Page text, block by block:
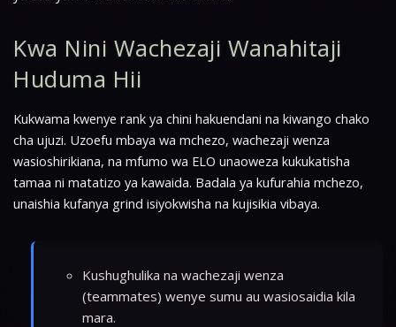
Kwa Nini Wachezaji Wanahitaji
Huduma Hii
Kukwama kwenye rank ya chini hakuendani na kiwango chako
cha ujuzi. Uzoefu mbaya wa mchezo, wachezaji wenza
wasioshirikiana, na mfumo wa ELO unaoweza kukukatisha
tamaa ni matatizo ya kawaida. Badala ya kufurahia mchezo,
unaishia kufanya grind isiyokwisha na kujisikia vibaya.
Kushughulika na wachezaji wenza
(teammates) wenye sumu au wasiosaidia kila
mara.